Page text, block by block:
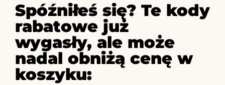
Spóźniłeś się? Te kody
rabatowe już
wygasły, ale może
nadal obniżą cenę w
koszyku: